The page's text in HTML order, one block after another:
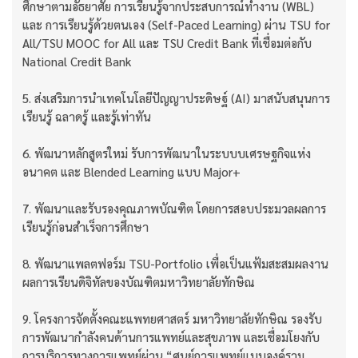
ศึกษาตามอัธยาศัย การเรียนรู้จากประสบการณ์ทำงาน (WBL)
และ การเรียนรู้ด้วยตนเอง (Self-Paced Learning) ผ่าน TSU for
All/TSU MOOC for All และ TSU Credit Bank ที่เชื่อมต่อกับ
National Credit Bank
5. ส่งเสริมการนำเทคโนโลยีปัญญาประดิษฐ์ (AI) มาสนับสนุนการ
เรียนรู้ ฉลาดรู้ และรู้เท่าทัน
6. พัฒนาหลักสูตรใหม่ รับการพัฒนาในระบบบเศรษฐกิจแห่ง
อนาคต และ Blended Learning แบบ Major+
7. พัฒนาและรับรองคุณภาพบัณฑิต โดยการสอบประมวลผลการ
เรียนรู้ก่อนสำเร็จการศึกษา
8. พัฒนาแพลตฟอร์ม TSU-Portfolio เพื่อเป็นแฟ้มสะสมผลงาน
ผลการเรียนดิจิทัลของบัณฑิตมหาวิทยาลัยทักษิณ
9. โครงการจัดตั้งคณะแพทยศาสตร์ มหาวิทยาลัยทักษิณ รองรับ
การพัฒนากำลังคนด้านการแพทย์และสุขภาพ และเชื่อมโยงกับ
การบริการทางการแพทย์ผ่าน “ศูนย์การแพทย์แบบองค์รวม